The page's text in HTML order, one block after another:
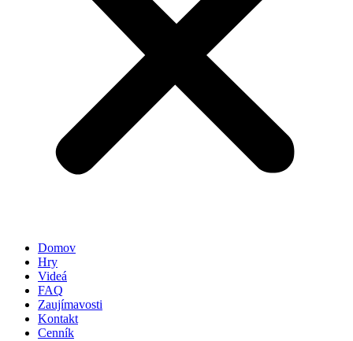
Domov
Hry
Videá
FAQ
Zaujímavosti
Kontakt
Cenník